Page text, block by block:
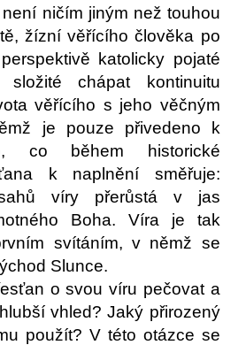
ničím jiným než touhou
žízní věřícího člověka po
katolicky pojaté
chápat kontinuitu
věřícího s jeho věčným
je pouze přivedeno k
co během historické
k naplnění směřuje:
víry přerůstá v jas
Boha. Víra je tak
svítáním, v němž se
Slunce.
o svou víru pečovat a
vhled? Jaký přirozený
použít? V této otázce se